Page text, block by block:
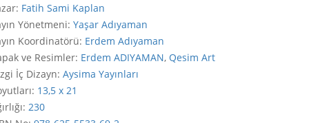
: Fatih Sami Kaplan
Yönetmeni: Yaşar Adıyaman
Koordinatörü: Erdem Adıyaman
ve Resimler: Erdem ADIYAMAN, Qesim Art
İç Dizayn: Aysima Yayınları
: 13,5 x 21
: 230